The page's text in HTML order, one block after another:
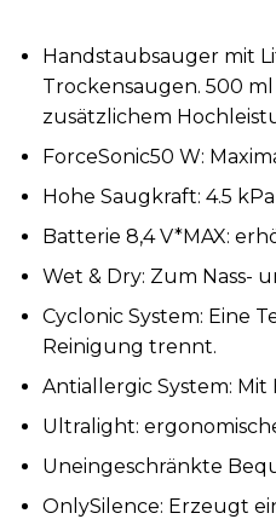
Handstaubsauger mit
Trockensaugen. 500
zusätzlichem
ForceSonic50 W:
Hohe Saugkraft: 4.5 kPa
Batterie 8,4 V*MAX:
Wet & Dry: Zum Nass-
Cyclonic System: Eine
Reinigung trennt.
Antiallergic System:
Ultralight:
Uneingeschränkte
OnlySilence: Erzeugt